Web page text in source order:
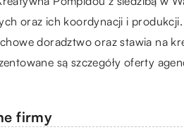
oraz ich koordynacji i
doradztwo oraz stawia na
są szczegóły oferty
firmy